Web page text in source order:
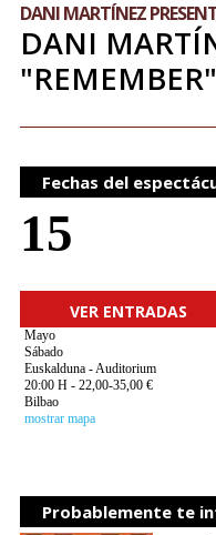
DANI MARTÍNEZ
DANI
"REMEMBER"
Fechas del
15
VER ENTRADAS
Mayo
Sábado
Euskalduna - Auditorium
20:00 H - 22,00-35,00 €
Bilbao
mostrar mapa
Probablemente te